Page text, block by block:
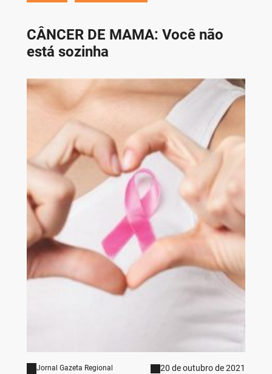
CÂNCER DE MAMA: Você não
está sozinha
Jornal Gazeta Regional 20 de outubro de 2021